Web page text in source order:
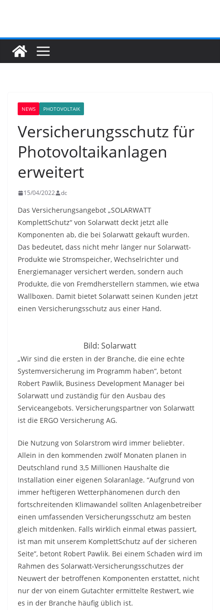
NEWS PHOTOVOLTAIK
Versicherungsschutz für
Photovoltaikanlagen
erweitert
15/04/2022 dc
Das Versicherungsangebot „SOLARWATT
KomplettSchutz“ von Solarwatt deckt jetzt alle
Komponenten ab, die bei Solarwatt gekauft wurden.
Das bedeutet, dass nicht mehr länger nur Solarwatt-
Produkte wie Stromspeicher, Wechselrichter und
Energiemanager versichert werden, sondern auch
Produkte, die von Fremdherstellern stammen, wie etwa
Wallboxen. Damit bietet Solarwatt seinen Kunden jetzt
einen Versicherungsschutz aus einer Hand.
Bild: Solarwatt
„Wir sind die ersten in der Branche, die eine echte
Systemversicherung im Programm haben”, betont
Robert Pawlik, Business Development Manager bei
Solarwatt und zuständig für den Ausbau des
Serviceangebots. Versicherungspartner von Solarwatt
ist die ERGO Versicherung AG.
Die Nutzung von Solarstrom wird immer beliebter.
Allein in den kommenden zwölf Monaten planen in
Deutschland rund 3,5 Millionen Haushalte die
Installation einer eigenen Solaranlage. “Aufgrund von
immer heftigeren Wetterphänomenen durch den
fortschreitenden Klimawandel sollten Anlagenbetreiber
einen umfassenden Versicherungsschutz am besten
gleich mitdenken. Falls wirklich einmal etwas passiert,
ist man mit unserem KomplettSchutz auf der sicheren
Seite”, betont Robert Pawlik. Bei einem Schaden wird im
Rahmen des Solarwatt-Versicherungsschutzes der
Neuwert der betroffenen Komponenten erstattet, nicht
nur der von einem Gutachter ermittelte Restwert, wie
es in der Branche häufig üblich ist.